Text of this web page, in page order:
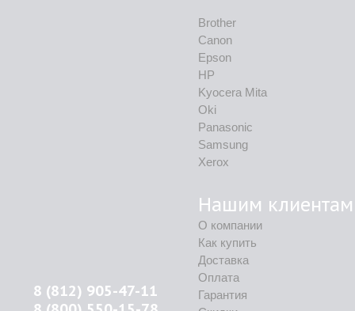
8 (812) 905-47-11
Brother
Canon
Epson
HP
Kyocera Mita
Oki
Panasonic
Samsung
Xerox
Нашим клиентам
О компании
Как купить
Доставка
Оплата
Гарантия